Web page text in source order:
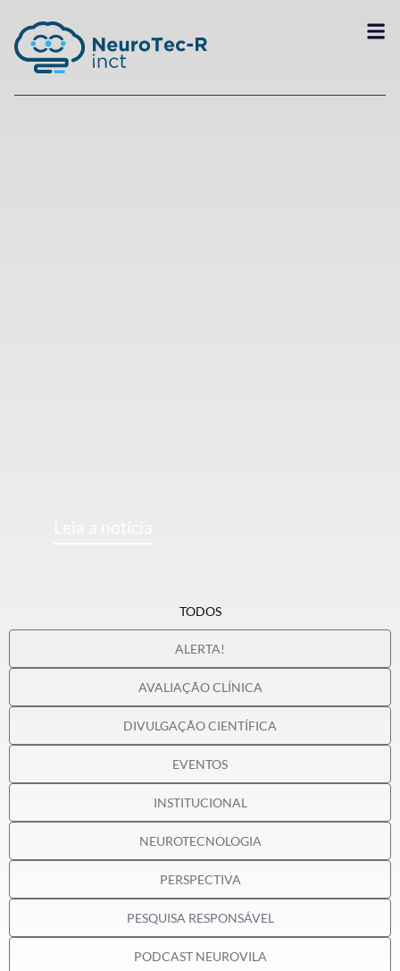
ALERTA!
AVALIAÇÃO CLÍNICA
DIVULGAÇÃO CIENTÍFICA
EVENTOS
INSTITUCIONAL
NEUROTECNOLOGIA
PERSPECTIVA
PESQUISA RESPONSÁVEL
PODCAST NEUROVILA
TODOS